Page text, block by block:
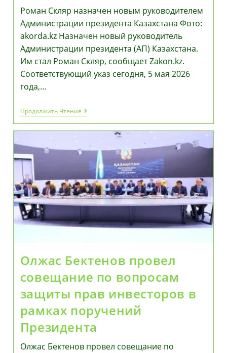
Роман Скляр назначен новым руководителем
Администрации президента Казахстана Фото:
akorda.kz Назначен новый руководитель
Администрации президента (АП) Казахстана.
Им стал Роман Скляр, сообщает Zakon.kz.
Соответствующий указ сегодня, 5 мая 2026
года,…
Продолжить ЧтениеРоман
Скляр
Назначен
Администрации
Президента
Казахстана
Олжас Бектенов провел
совещание по вопросам
защиты прав инвесторов в
рамках поручений
Президента
Олжас Бектенов провел совещание по